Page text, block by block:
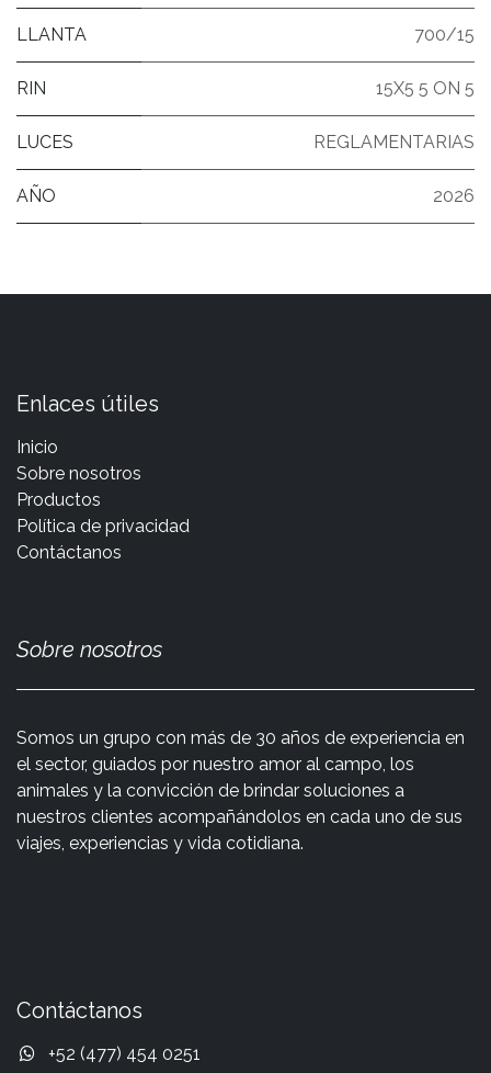
LLANTA 700/15
RIN 15X5 5 ON 5
LUCES REGLAMENTARIAS
AÑO 2026
Enlaces útiles
Inicio
Sobre nosotros
Productos
Política de privacidad
Contáctanos
Sobre nosotros
Somos un grupo con más de 30 años de experiencia en
el sector, guiados por nuestro amor al campo, los
animales y la convicción de brindar soluciones a
nuestros clientes acompañándolos en cada uno de sus
viajes, experiencias y vida cotidiana.
Contáctanos
+52 (477) 454 0251